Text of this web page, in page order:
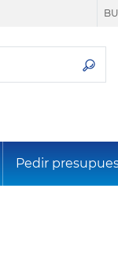
Pedir